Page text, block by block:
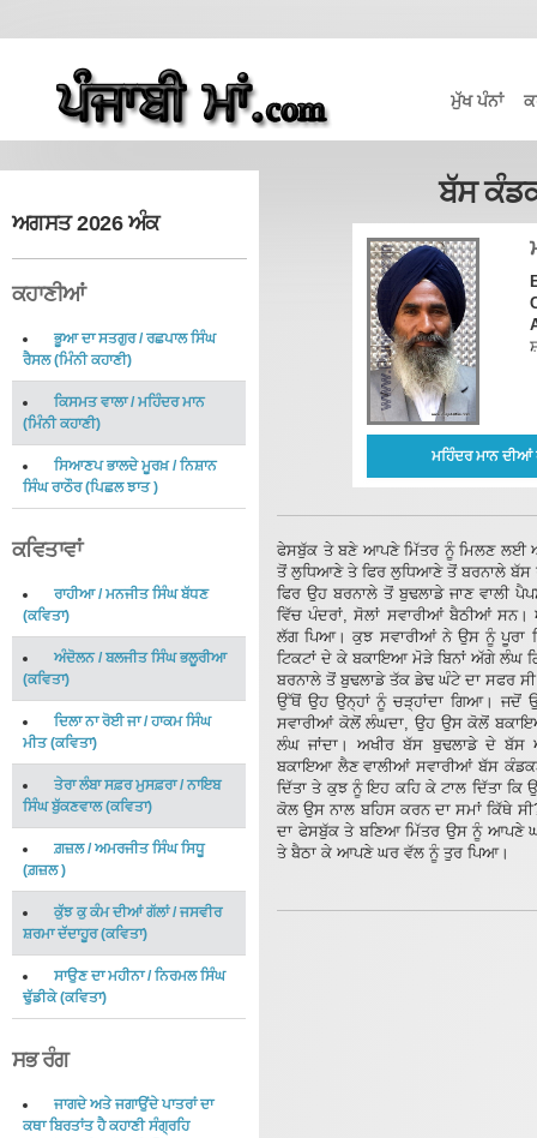
ਮੁੱਖ ਪੰਨਾਂ
ਅਗਸਤ 2026 ਅੰਕ
ਕਹਾਣੀਆਂ
ਭੂਆ ਦਾ ਸਤਗੁਰ/ਰਛਪਾਲ ਸਿੰਘ
ਰੈਸਲ(ਮਿੰਨੀ ਕਹਾਣੀ)
ਕਿਸਮਤ ਵਾਲਾ/ ਮਹਿੰਦਰ ਮਾਨ
(ਮਿੰਨੀ ਕਹਾਣੀ)
ਸਿਆਣਪ ਭਾਲਦੇ ਮੂਰਖ਼/ਨਿਸ਼ਾਨ
ਸਿੰਘ ਰਾਠੌਰ(ਪਿਛਲ ਝਾਤ)
ਕਵਿਤਾਵਾਂ
ਰਾਹੀਆ/ਮਨਜੀਤ ਸਿੰਘ ਬੱਧਣ
(ਕਵਿਤਾ)
ਅੰਦੋਲਨ/ ਬਲਜੀਤ ਸਿੰਘ ਭਲੂਰੀਆ
(ਕਵਿਤਾ)
ਦਿਲਾ ਨਾ ਰੋਈ ਜਾ/ਹਾਕਮ ਸਿੰਘ
ਮੀਤ(ਕਵਿਤਾ)
ਤੇਰਾ ਲੰਬਾ ਸਫ਼ਰ ਮੁਸਫ਼ਰਾ/ਨਾਇਬ
ਸਿੰਘ ਬੁੱਕਣਵਾਲ(ਕਵਿਤਾ)
ਗ਼ਜ਼ਲ/ਅਮਰਜੀਤ ਸਿੰਘ ਸਿਧੂ
(ਗ਼ਜ਼ਲ)
ਕੁੱਝ ਕੁ ਕੰਮ ਦੀਆਂ ਗੱਲਾਂ/ ਜਸਵੀਰ
ਸ਼ਰਮਾ ਦੱਦਾਹੂਰ(ਕਵਿਤਾ)
ਸਾਉਣ ਦਾ ਮਹੀਨਾ/ਨਿਰਮਲ ਸਿੰਘ
ਢੁੱਡੀਕੇ(ਕਵਿਤਾ)
ਸਭ ਰੰਗ
ਜਾਗਦੇ ਅਤੇ ਜਗਾਉਂਦੇ ਪਾਤਰਾਂ ਦਾ
ਕਥਾ ਬਿਰਤਾਂਤ ਹੈ ਕਹਾਣੀ ਸੰਗ੍ਰਹਿ
ਬੱਸ
ਮਹਿੰਦਰ ਮਾਨ
ਫੇਸਬੁੱਕ ਤੇ ਬਣੇ ਆਪਣੇ ਮਿੱਤਰ ਨੂੰ ਮਿਲਣ ਲਈ
ਤੋਂ ਲੁਧਿਆਣੇ ਤੇ ਫਿਰ ਲੁਧਿਆਣੇ ਤੋਂ ਬਰਨਾਲੇ ਬੱਸ
ਫਿਰ ਉਹ ਬਰਨਾਲੇ ਤੋਂ ਬੁਢਲਾਡੇ ਜਾਣ
ਵਿੱਚ ਪੰਦਰਾਂ, ਸੋਲਾਂ ਸਵਾਰੀਆਂ ਬੈਠੀਆਂ
ਲੱਗ ਪਿਆ। ਕੁਝ ਸਵਾਰੀਆਂ ਨੇ ਉਸ ਨੂੰ ਪੂਰਾ
ਟਿਕਟਾਂ ਦੇ ਕੇ ਬਕਾਇਆ ਮੋੜੇ ਬਿਨਾਂ ਅੱਗੇ ਲੰਘ
ਬਰਨਾਲੇ ਤੋਂ ਬੁਢਲਾਡੇ ਤੱਕ ਡੇਢ ਘੰਟੇ ਦਾ ਸਫਰ
ਉੱਥੋਂ ਉਹ ਉਨ੍ਹਾਂ ਨੂੰ ਚੜ੍ਹਾਂਦਾ ਗਿਆ। ਜਦੋਂ
ਸਵਾਰੀਆਂ ਕੋਲੋਂ ਲੰਘਦਾ, ਉਹ ਉਸ ਕੋਲੋਂ
ਲੰਘ ਜਾਂਦਾ। ਅਖੀਰ ਬੱਸ ਬੁਢਲਾਡੇ ਦੇ
ਬਕਾਇਆ ਲੈਣ ਵਾਲੀਆਂ ਸਵਾਰੀਆਂ ਬੱਸ
ਦਿੱਤਾ ਤੇ ਕੁਝ ਨੂੰ ਇਹ ਕਹਿ ਕੇ ਟਾਲ ਦਿੱਤਾ
ਕੋਲ ਉਸ ਨਾਲ ਬਹਿਸ ਕਰਨ ਦਾ ਸਮਾਂ ਕਿੱਥੇ
ਦਾ ਫੇਸਬੁੱਕ ਤੇ ਬਣਿਆ ਮਿੱਤਰ ਉਸ ਨੂੰ ਆਪਣੇ
ਤੇ ਬੈਠਾ ਕੇ ਆਪਣੇ ਘਰ ਵੱਲ ਨੂੰ ਤੁਰ ਪਿਆ।